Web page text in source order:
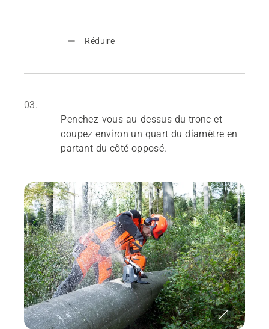
Réduire
03.
Penchez-vous au-dessus du tronc et
coupez environ un quart du diamètre en
partant du côté opposé.